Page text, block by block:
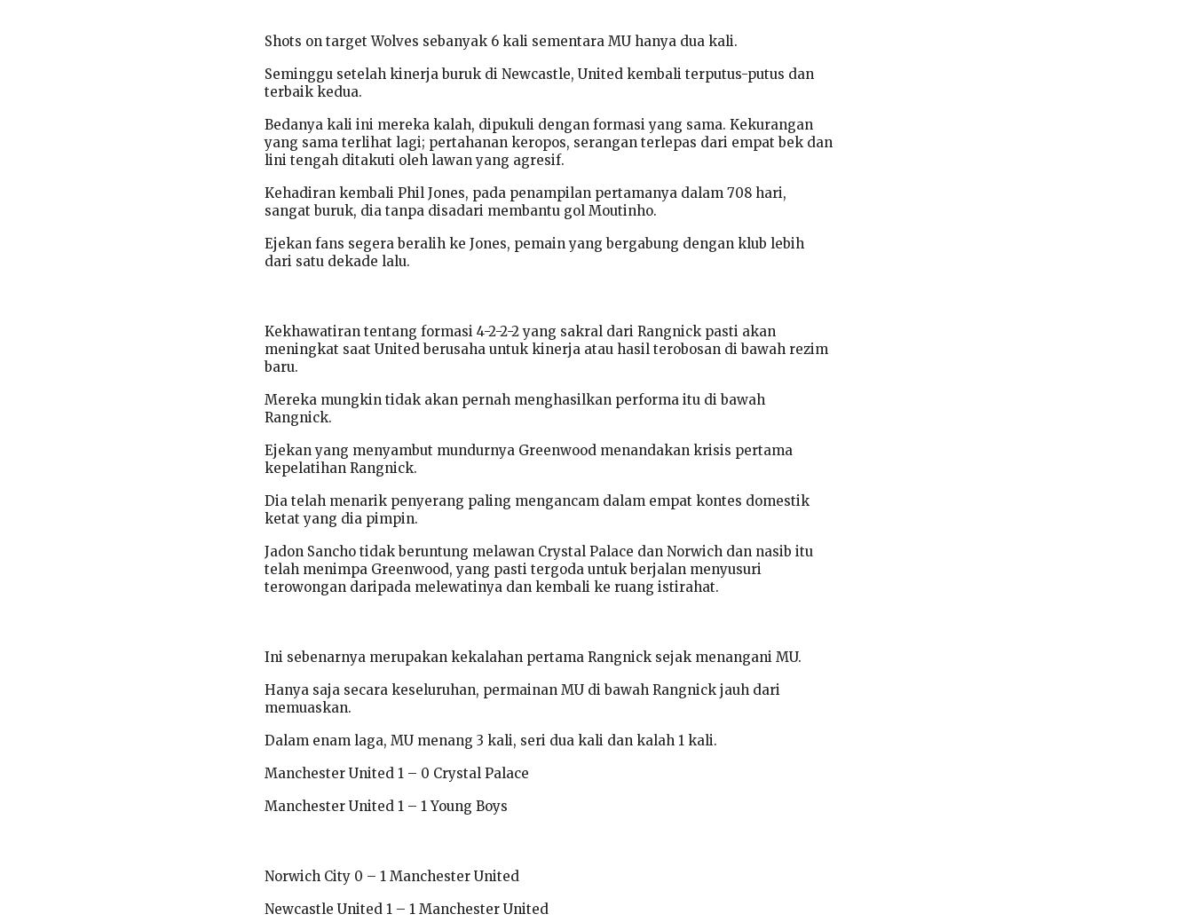
Shots on target Wolves sebanyak 6 kali sementara MU hanya dua kali.
Seminggu setelah kinerja buruk di Newcastle, United kembali terputus-putus dan
terbaik kedua.
Bedanya kali ini mereka kalah, dipukuli dengan formasi yang sama. Kekurangan
yang sama terlihat lagi; pertahanan keropos, serangan terlepas dari empat bek dan
lini tengah ditakuti oleh lawan yang agresif.
Kehadiran kembali Phil Jones, pada penampilan pertamanya dalam 708 hari,
sangat buruk, dia tanpa disadari membantu gol Moutinho.
Ejekan fans segera beralih ke Jones, pemain yang bergabung dengan klub lebih
dari satu dekade lalu.
Kekhawatiran tentang formasi 4-2-2-2 yang sakral dari Rangnick pasti akan
meningkat saat United berusaha untuk kinerja atau hasil terobosan di bawah rezim
baru.
Mereka mungkin tidak akan pernah menghasilkan performa itu di bawah
Rangnick.
Ejekan yang menyambut mundurnya Greenwood menandakan krisis pertama
kepelatihan Rangnick.
Dia telah menarik penyerang paling mengancam dalam empat kontes domestik
ketat yang dia pimpin.
Jadon Sancho tidak beruntung melawan Crystal Palace dan Norwich dan nasib itu
telah menimpa Greenwood, yang pasti tergoda untuk berjalan menyusuri
terowongan daripada melewatinya dan kembali ke ruang istirahat.
Ini sebenarnya merupakan kekalahan pertama Rangnick sejak menangani MU.
Hanya saja secara keseluruhan, permainan MU di bawah Rangnick jauh dari
memuaskan.
Dalam enam laga, MU menang 3 kali, seri dua kali dan kalah 1 kali.
Manchester United 1 – 0 Crystal Palace
Manchester United 1 – 1 Young Boys
Norwich City 0 – 1 Manchester United
Newcastle United 1 – 1 Manchester United